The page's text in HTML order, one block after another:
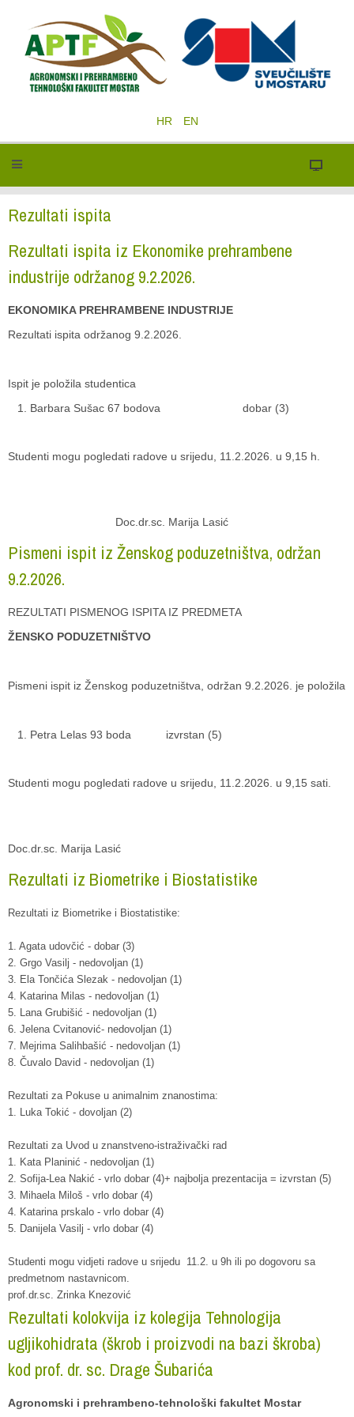
HR EN
Rezultati ispita
Rezultati ispita iz Ekonomike prehrambene
industrije održanog 9.2.2026.
EKONOMIKA PREHRAMBENE INDUSTRIJE
Rezultati ispita održanog 9.2.2026.
Ispit je položila studentica
Barbara Sušac 67 bodova dobar (3)
Studenti mogu pogledati radove u srijedu, 11.2.2026. u 9,15 h.
Doc.dr.sc. Marija Lasić
Pismeni ispit iz Ženskog poduzetništva, održan
9.2.2026.
REZULTATI PISMENOG ISPITA IZ PREDMETA
ŽENSKO PODUZETNIŠTVO
Pismeni ispit iz Ženskog poduzetništva, održan 9.2.2026. je položila
Petra Lelas 93 boda izvrstan (5)
Studenti mogu pogledati radove u srijedu, 11.2.2026. u 9,15 sati.
Doc.dr.sc. Marija Lasić
Rezultati iz Biometrike i Biostatistike
Rezultati iz Biometrike i Biostatistike:
1. Agata udovčić - dobar (3)
2. Grgo Vasilj - nedovoljan (1)
3. Ela Tončića Slezak - nedovoljan (1)
4. Katarina Milas - nedovoljan (1)
5. Lana Grubišić - nedovoljan (1)
6. Jelena Cvitanović- nedovoljan (1)
7. Mejrima Salihbašić - nedovoljan (1)
8. Čuvalo David - nedovoljan (1)
Rezultati za Pokuse u animalnim znanostima:
1. Luka Tokić - dovoljan (2)
Rezultati za Uvod u znanstveno-istraživački rad
1. Kata Planinić - nedovoljan (1)
2. Sofija-Lea Nakić - vrlo dobar (4)+ najbolja prezentacija = izvrstan (5)
3. Mihaela Miloš - vrlo dobar (4)
4. Katarina prskalo - vrlo dobar (4)
5. Danijela Vasilj - vrlo dobar (4)
Studenti mogu vidjeti radove u srijedu 11.2. u 9h ili po dogovoru sa
predmetnom nastavnicom.
prof.dr.sc. Zrinka Knezović
Rezultati kolokvija iz kolegija Tehnologija
ugljikohidrata (škrob i proizvodi na bazi škroba)
kod prof. dr. sc. Drage Šubarića
Agronomski i prehrambeno-tehnološki fakultet Mostar